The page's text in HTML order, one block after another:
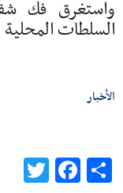
واستغرق فكّ
السلطات
الأخبار
Share